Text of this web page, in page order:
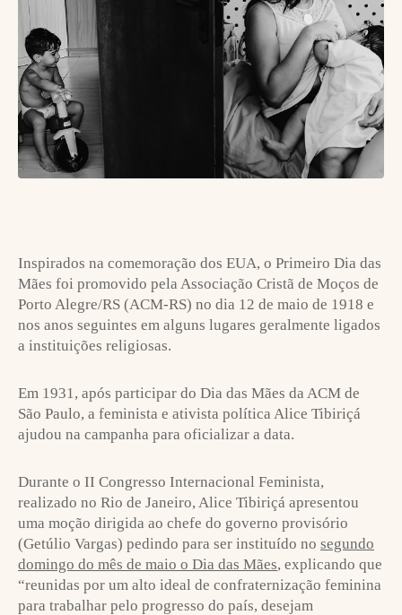
Inspirados na comemoração dos EUA, o Primeiro Dia das
Mães foi promovido pela Associação Cristã de Moços de
Porto Alegre/RS (ACM-RS) no dia 12 de maio de 1918 e
nos anos seguintes em alguns lugares geralmente ligados
a instituições religiosas.
Em 1931, após participar do Dia das Mães da ACM de
São Paulo, a feminista e ativista política Alice Tibiriçá
ajudou na campanha para oficializar a data.
Durante o II Congresso Internacional Feminista,
realizado no Rio de Janeiro, Alice Tibiriçá apresentou
uma moção dirigida ao chefe do governo provisório
(Getúlio Vargas) pedindo para ser instituído no segundo
domingo do mês de maio o Dia das Mães, explicando que
“reunidas por um alto ideal de confraternização feminina
para trabalhar pelo progresso do país, desejam